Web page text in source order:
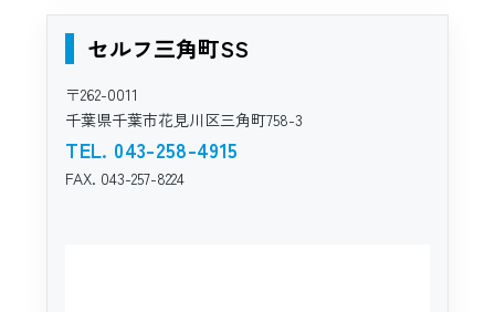
セルフ三角町SS
〒262-0011
千葉県千葉市花見川区三角町758-3
TEL. 043-258-4915
FAX. 043-257-8224